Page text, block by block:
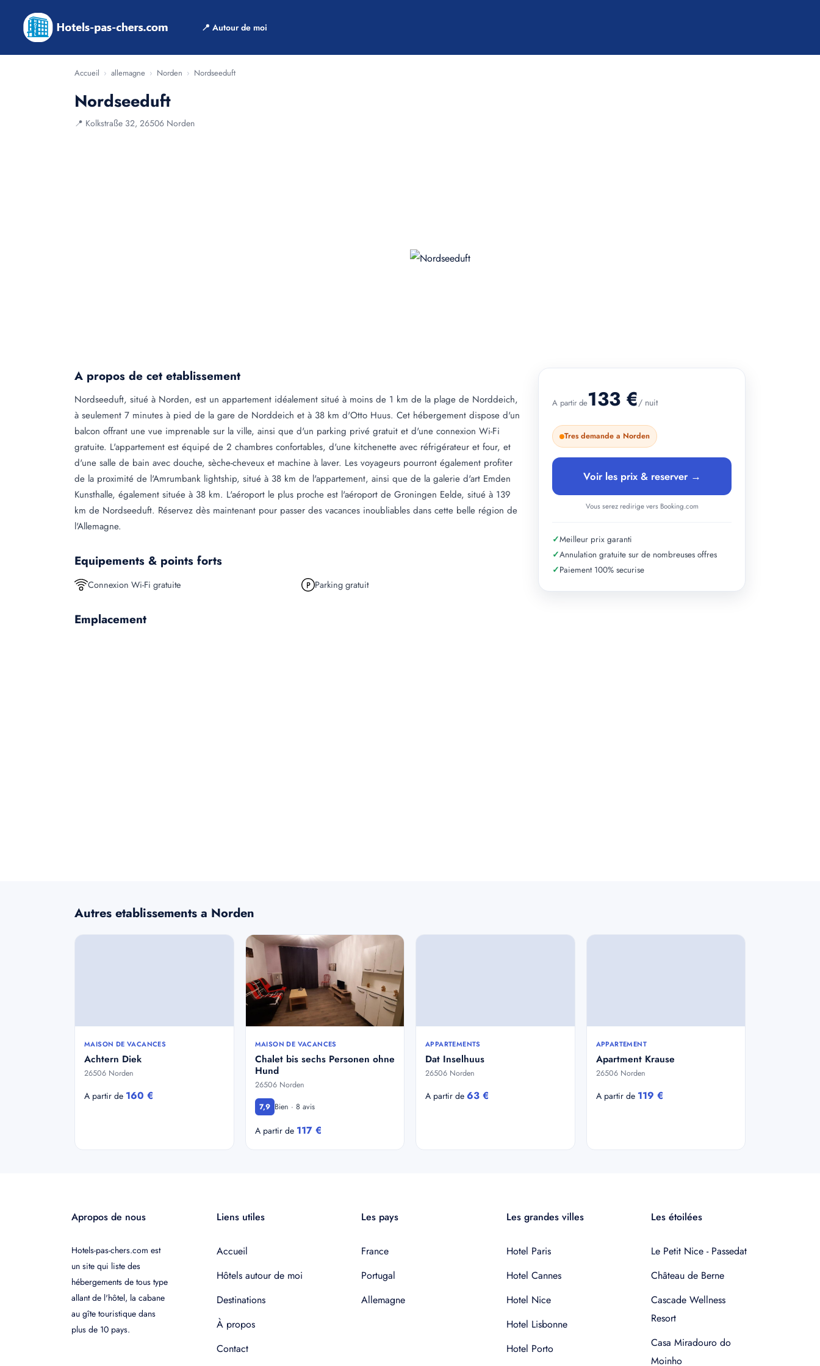
📍 Autour de moi
Accueil › allemagne › Norden › Nordseeduft
Nordseeduft
📍 Kolkstraße 32, 26506 Norden
A propos de cet etablissement
Nordseeduft, situé à Norden, est un appartement idéalement situé à moins de 1 km de la plage de Norddeich,
à seulement 7 minutes à pied de la gare de Norddeich et à 38 km d'Otto Huus. Cet hébergement dispose d'un
balcon offrant une vue imprenable sur la ville, ainsi que d'un parking privé gratuit et d'une connexion Wi-Fi
gratuite. L'appartement est équipé de 2 chambres confortables, d'une kitchenette avec réfrigérateur et four, et
d'une salle de bain avec douche, sèche-cheveux et machine à laver. Les voyageurs pourront également profiter
de la proximité de l'Amrumbank lightship, situé à 38 km de l'appartement, ainsi que de la galerie d'art Emden
Kunsthalle, également située à 38 km. L'aéroport le plus proche est l'aéroport de Groningen Eelde, situé à 139
km de Nordseeduft. Réservez dès maintenant pour passer des vacances inoubliables dans cette belle région de
l'Allemagne.
Equipements & points forts
Connexion Wi-Fi gratuite Parking gratuit
Emplacement
A partir de133 €/ nuit
Tres demande a Norden
Voir les prix & reserver →
Vous serez redirige vers Booking.com
✓Meilleur prix garanti
✓Annulation gratuite sur de nombreuses offres
✓Paiement 100% securise
Autres etablissements a Norden
MAISON DE VACANCES
Achtern Diek
26506 Norden
A partir de 160 €
MAISON DE VACANCES
Chalet bis sechs Personen ohne
Hund
26506 Norden
7,9 Bien · 8 avis
A partir de 117 €
APPARTEMENTS
Dat Inselhuus
26506 Norden
A partir de 63 €
APPARTEMENT
Apartment Krause
26506 Norden
A partir de 119 €
Apropos de nous
Hotels-pas-chers.com est
un site qui liste des
hébergements de tous type
allant de l'hôtel, la cabane
au gîte touristique dans
plus de 10 pays.
Liens utiles
Accueil
Hôtels autour de moi
Destinations
À propos
Contact
Les pays
France
Portugal
Allemagne
Les grandes villes
Hotel Paris
Hotel Cannes
Hotel Nice
Hotel Lisbonne
Hotel Porto
Les étoilées
Le Petit Nice - Passedat
Château de Berne
Cascade Wellness
Resort
Casa Miradouro do
Moinho